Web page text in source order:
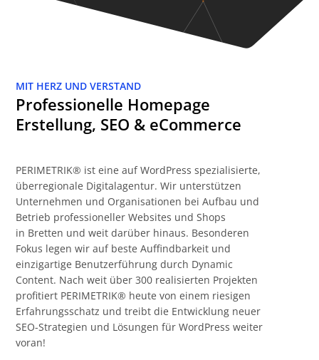
MIT HERZ UND VERSTAND
Professionelle Homepage
Erstellung, SEO & eCommerce
PERIMETRIK® ist eine auf WordPress spezialisierte,
überregionale Digitalagentur. Wir unterstützen
Unternehmen und Organisationen bei Aufbau und
Betrieb professioneller Websites und Shops
in Bretten und weit darüber hinaus. Besonderen
Fokus legen wir auf beste Auffindbarkeit und
einzigartige Benutzerführung durch Dynamic
Content. Nach weit über 300 realisierten Projekten
profitiert PERIMETRIK® heute von einem riesigen
Erfahrungsschatz und treibt die Entwicklung neuer
SEO-Strategien und Lösungen für WordPress weiter
voran!